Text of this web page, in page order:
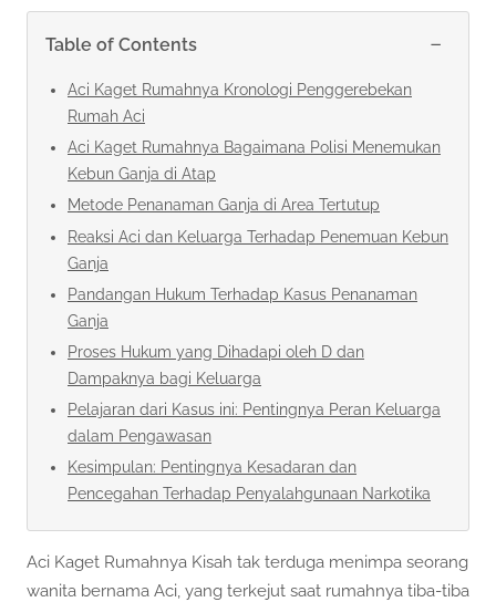
Table of Contents −
Aci Kaget Rumahnya Kronologi Penggerebekan
Rumah Aci
Aci Kaget Rumahnya Bagaimana Polisi Menemukan
Kebun Ganja di Atap
Metode Penanaman Ganja di Area Tertutup
Reaksi Aci dan Keluarga Terhadap Penemuan Kebun
Ganja
Pandangan Hukum Terhadap Kasus Penanaman
Ganja
Proses Hukum yang Dihadapi oleh D dan
Dampaknya bagi Keluarga
Pelajaran dari Kasus ini: Pentingnya Peran Keluarga
dalam Pengawasan
Kesimpulan: Pentingnya Kesadaran dan
Pencegahan Terhadap Penyalahgunaan Narkotika
Aci Kaget Rumahnya Kisah tak terduga menimpa seorang
wanita bernama Aci, yang terkejut saat rumahnya tiba-tiba